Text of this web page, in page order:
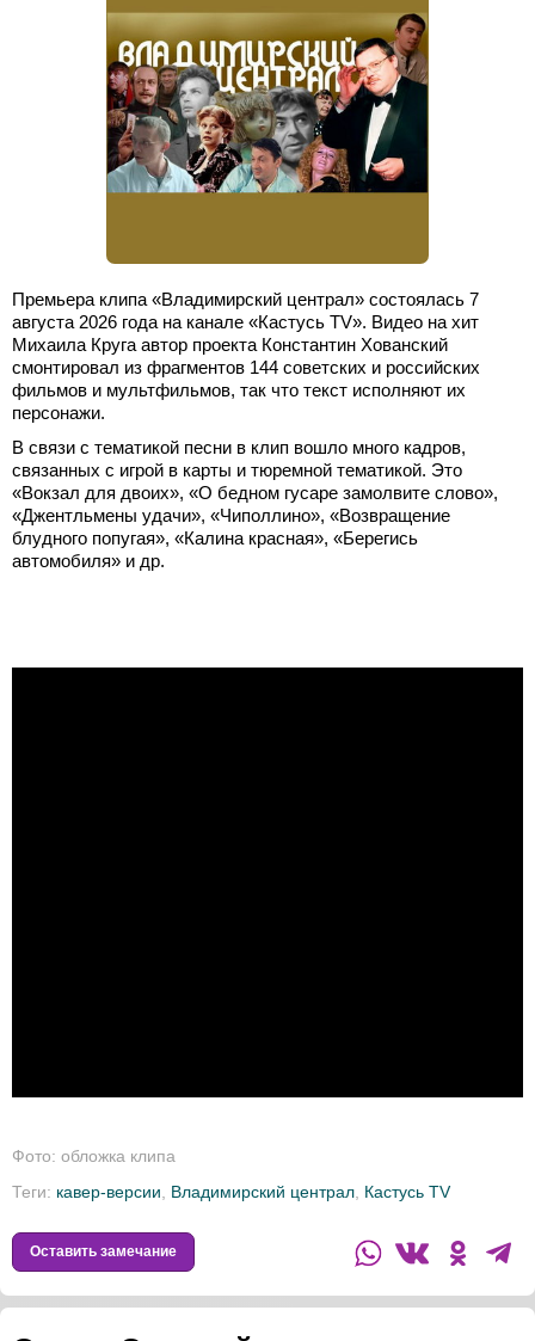
Премьера клипа «Владимирский централ» состоялась 7
августа 2026 года на канале «Кастусь TV». Видео на хит
Михаила Круга автор проекта Константин Хованский
смонтировал из фрагментов 144 советских и российских
фильмов и мультфильмов, так что текст исполняют их
персонажи.
В связи с тематикой песни в клип вошло много кадров,
связанных с игрой в карты и тюремной тематикой. Это
«Вокзал для двоих», «О бедном гусаре замолвите слово»,
«Джентльмены удачи», «Чиполлино», «Возвращение
блудного попугая», «Калина красная», «Берегись
автомобиля» и др.
Фото: обложка клипа
Теги: кавер-версии Владимирский централ Кастусь TV
Оставить замечание